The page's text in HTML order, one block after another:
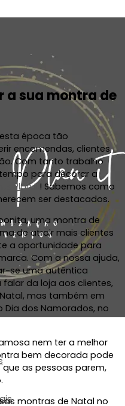
a sua montra de
época tão
encomendas, clientes,
Com tanto trabalho
para decorar a
Plan It ! Sabemos como
ser destacados.
uma montra de
de atrair mais clientes
a oportunidade para
Com a nossa ajuda,
se uma autêntica
da loja aos clientes,
mas também em
Dia dos Namorados, no
nem ter a melhor
bem decorada pode
as pessoas parem,
montras de Natal no